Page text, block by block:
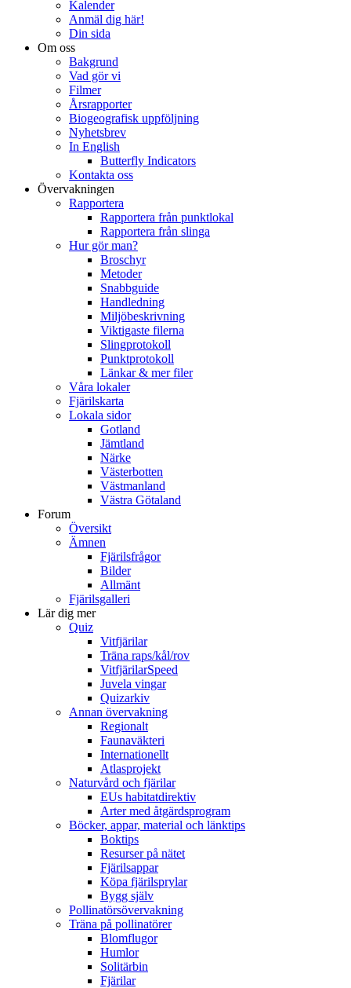
Kalender
Anmäl dig här!
Din sida
Om oss
Bakgrund
Vad gör vi
Filmer
Årsrapporter
Biogeografisk uppföljning
Nyhetsbrev
In English
Butterfly Indicators
Kontakta oss
Övervakningen
Rapportera
Rapportera från punktlokal
Rapportera från slinga
Hur gör man?
Broschyr
Metoder
Snabbguide
Handledning
Miljöbeskrivning
Viktigaste filerna
Slingprotokoll
Punktprotokoll
Länkar & mer filer
Våra lokaler
Fjärilskarta
Lokala sidor
Gotland
Jämtland
Närke
Västerbotten
Västmanland
Västra Götaland
Forum
Översikt
Ämnen
Fjärilsfrågor
Bilder
Allmänt
Fjärilsgalleri
Lär dig mer
Quiz
Vitfjärilar
Träna raps/kål/rov
VitfjärilarSpeed
Juvela vingar
Quizarkiv
Annan övervakning
Regionalt
Faunaväkteri
Internationellt
Atlasprojekt
Naturvård och fjärilar
EUs habitatdirektiv
Arter med åtgärdsprogram
Böcker, appar, material och länktips
Boktips
Resurser på nätet
Fjärilsappar
Köpa fjärilsprylar
Bygg själv
Pollinatörsövervakning
Träna på pollinatörer
Blomflugor
Humlor
Solitärbin
Fjärilar